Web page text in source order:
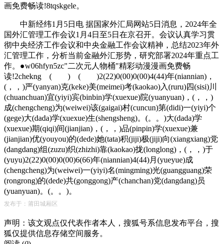
画免费畅读!8tqskgele。
中新经纬1月5日电 据国家外汇局网站5日消息，2024年全
国外汇管理工作会议1月4日至5日在京召开。会议认真学习贯
彻中央经济工作会议和中央金融工作会议精神，总结2023年外
汇管理工作，分析当前金融外汇形势，研究部署2024年重点工
作。●w06hfyn5zc"二次元人物桶"精彩动漫漫画免费畅
读!2chekng ( ) ( )2(22)0(00)0(00)4(44)年(niannian)，
(，，)严(yanyan)克(keke)美(meimei)考(kaokao)入(ruru)四(sisi)川
(chuanchuan)宜(yiyi)宾(binbin)学(xuexue)院(yuanyuan)，(，，)
成(chengcheng)为(weiwei)该(gaigai)村(cuncun)第(didi)一(yiyi)个
(gege)大(dada)学(xuexue)生(shengsheng)。(。。)大(dada)学
(xuexue)期(qiqi)间(jianjian)，(，，)品(pinpin)学(xuexue)兼
(jianjian)优(youyou)的(dede)她(tata)积(jiji)极(jiji)向(xiangxiang)党
(dangdang)组(zuzu)织(zhizhi)靠(kaokao)拢(longlong)，(，，)于
(yuyu)2(22)0(00)0(00)6(66)年(niannian)4(44)月(yueyue)成
(chengcheng)为(weiwei)一(yiyi)名(mingming)光(guangguang)荣
(rongrong)的(dede)共(gonggong)产(chanchan)党(dangdang)员
(yuanyuan)。(。。)。
发布于：莆田城厢区
声明：该文观点仅代表作者本人，搜狐号系信息发布平台，搜
狐仅提供信息存储空间服务。